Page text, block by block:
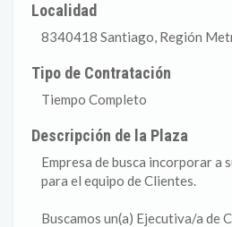
Localidad
8340418 Santiago, Región
Tipo de Contratación
Tiempo Completo
Descripción de la Plaza
Empresa de busca incorporar a
para el equipo de Clientes.
Buscamos un(a) Ejecutiva/a de